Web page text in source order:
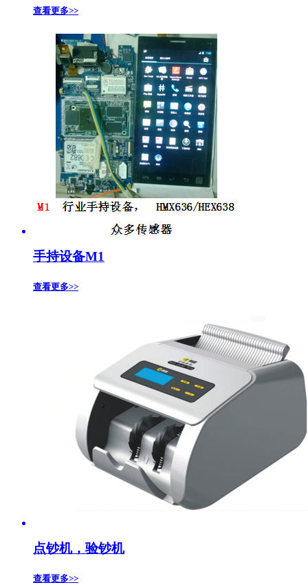
查看更多>>
手持设备M1
查看更多>>
点钞机，验钞机
查看更多>>